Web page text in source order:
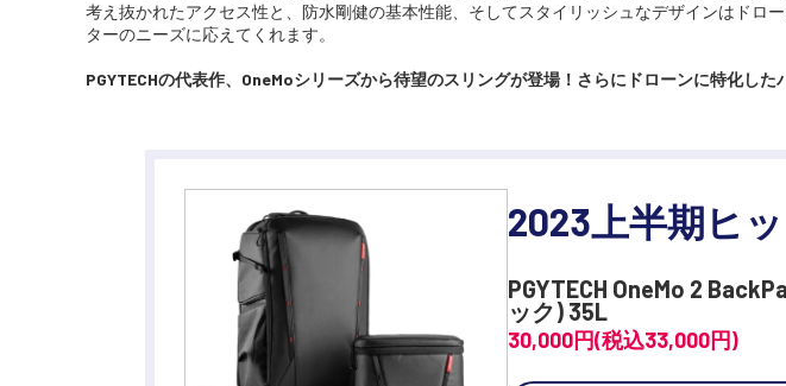
考え抜かれたアクセス性と、防水剛健の基本性能、そしてスタイリッシュなデザインはドロ
ターのニーズに応えてくれます。
PGYTECHの代表作、OneMoシリーズから待望のスリングが登場！さらにドローンに特化した
2023上半期ヒ
PGYTECH OneMo 2
ック) 35L
30,000円(税込33,000円)